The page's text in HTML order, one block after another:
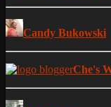
Candy Bukowski
Che's